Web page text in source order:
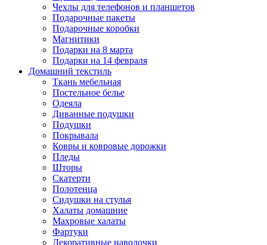
Чехлы для телефонов и планшетов
Подарочные пакеты
Подарочные коробки
Магнитики
Подарки на 8 марта
Подарки на 14 февраля
Домашний текстиль
Ткань мебельная
Постельное белье
Одеяла
Диванные подушки
Подушки
Покрывала
Ковры и ковровые дорожки
Пледы
Шторы
Скатерти
Полотенца
Сидушки на стулья
Халаты домашние
Махровые халаты
Фартуки
Декоративные наволочки